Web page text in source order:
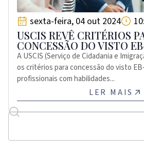
sexta-feira, 04 out 2024
USCIS REVÊ CRITÉRIOS
CONCESSÃO DO VISTO
A USCIS (Serviço de Cidadania e
os critérios para concessão do visto
profissionais com habilidades...
LER MAIS